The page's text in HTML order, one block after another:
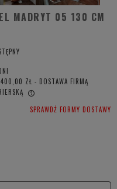
MADRYT 05 130 CM
400,00 ZŁ - DOSTAWA FIRMĄ
PŁATNOŚCI
SPRAWDŹ FORMY DOSTAWY